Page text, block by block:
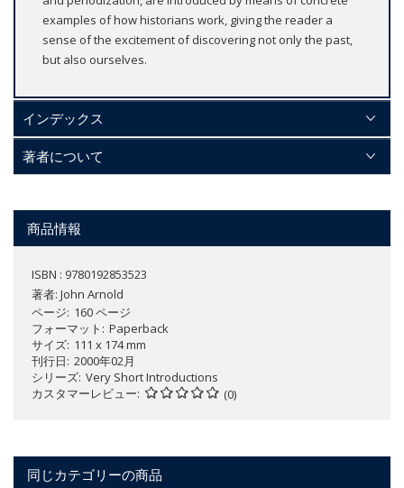
examples of how historians work, giving the reader a
sense of the excitement of discovering not only the past,
but also ourselves.
インデックス
著者について
商品情報
ISBN : 9780192853523
著者: John Arnold
ページ 160 ページ
フォーマット
Paperback
サイズ 111 x 174 mm
刊行日 2000年02月
シリーズ Very Short Introductions
カスタマーレビュー
(0)
同じカテゴリーの商品